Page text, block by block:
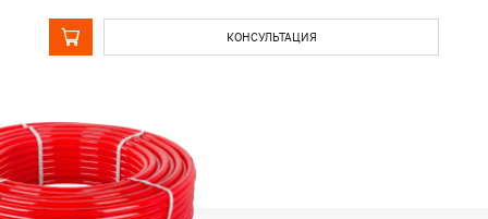
КОНСУЛЬТАЦИЯ